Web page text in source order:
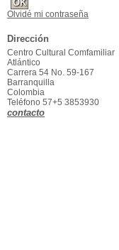
Olvidé mi contraseña
Dirección
Centro Cultural Comfamiliar
Atlántico
Carrera 54 No. 59-167
Barranquilla
Colombia
Teléfono 57+5 3853930
contacto